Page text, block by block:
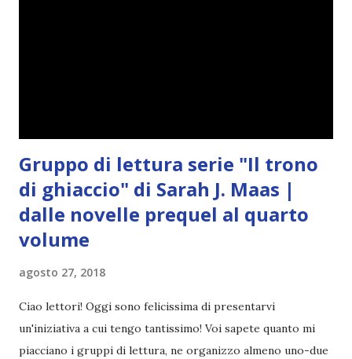
Gruppo di lettura serie "Il trono
di ghiaccio" di Sarah J. Maas |
dalle novelle prequel al quarto
volume
agosto 27, 2018
Ciao lettori! Oggi sono felicissima di presentarvi
un'iniziativa a cui tengo tantissimo! Voi sapete quanto mi
piacciano i gruppi di lettura, ne organizzo almeno uno-due